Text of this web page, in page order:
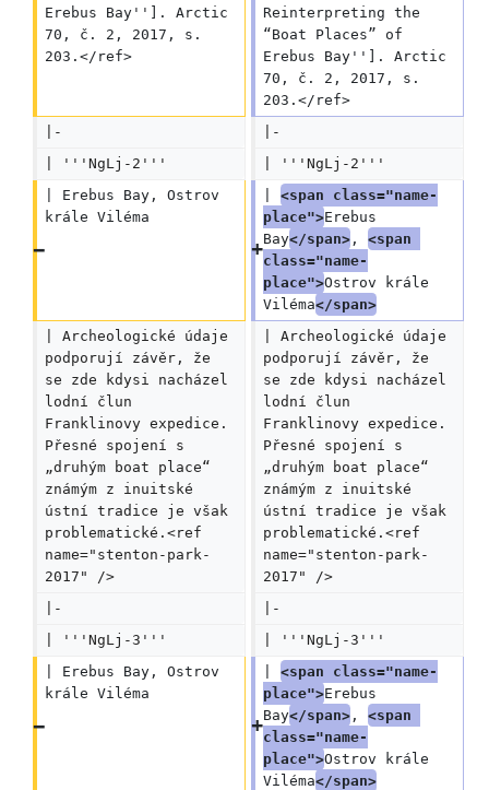
Erebus Bay'']. Arctic
70, č. 2, 2017, s.
203.</ref>
Reinterpreting the
“Boat Places” of
Erebus Bay'']. Arctic
70, č. 2, 2017, s.
203.</ref>
|-
|-
| '''NgLj-2'''
| '''NgLj-2'''
| Erebus Bay, Ostrov
krále Viléma
<span class="name-
place">Erebus
Bay</span>, <span
class="name-
place">Ostrov krále
Viléma</span>
| Archeologické údaje
podporují závěr, že
se zde kdysi nacházel
lodní člun
Franklinovy expedice.
Přesné spojení s
„druhým boat place“
známým z inuitské
ústní tradice je však
problematické.<ref
name="stenton-park-
2017" />
| Archeologické údaje
podporují závěr, že
se zde kdysi nacházel
lodní člun
Franklinovy expedice.
Přesné spojení s
„druhým boat place“
známým z inuitské
ústní tradice je však
problematické.<ref
name="stenton-park-
2017" />
|-
|-
| '''NgLj-3'''
| '''NgLj-3'''
| Erebus Bay, Ostrov
krále Viléma
<span class="name-
place">Erebus
Bay</span>, <span
class="name-
place">Ostrov krále
Viléma</span>